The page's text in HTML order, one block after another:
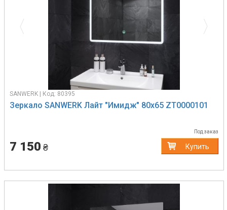
SANWERK | Код: 80395
Зеркало SANWERK Лайт "Имидж" 80х65 ZT0000101
Под заказ
7 150 ₴ Купить